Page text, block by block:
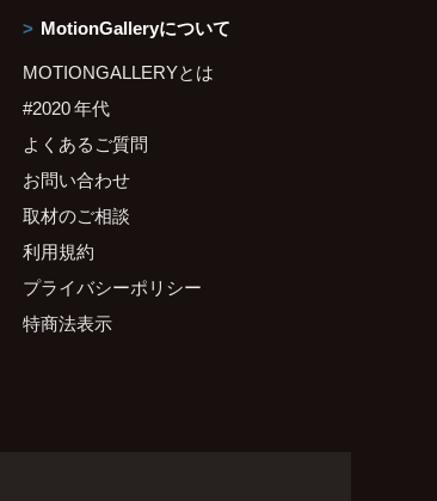
MotionGalleryについて
MOTIONGALLERYとは
#2020 年代
よくあるご質問
お問い合わせ
取材のご相談
利用規約
プライバシーポリシー
特商法表示